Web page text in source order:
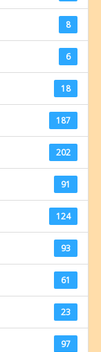
8
6
18
187
202
91
124
93
61
23
97